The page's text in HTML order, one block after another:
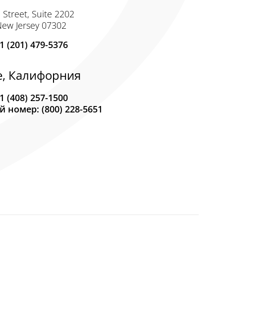
Suite 2202
Jersey 07302
(201) 479-5376
Калифорния
(408) 257-1500
номер: (800) 228-5651